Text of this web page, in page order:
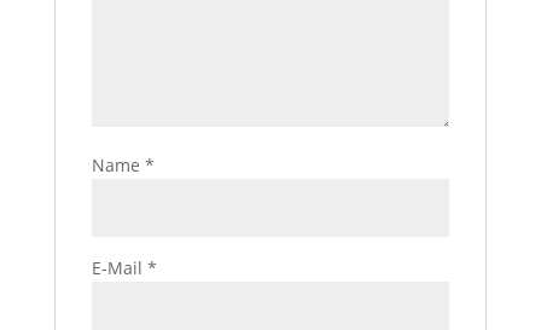
Name *
E-Mail *